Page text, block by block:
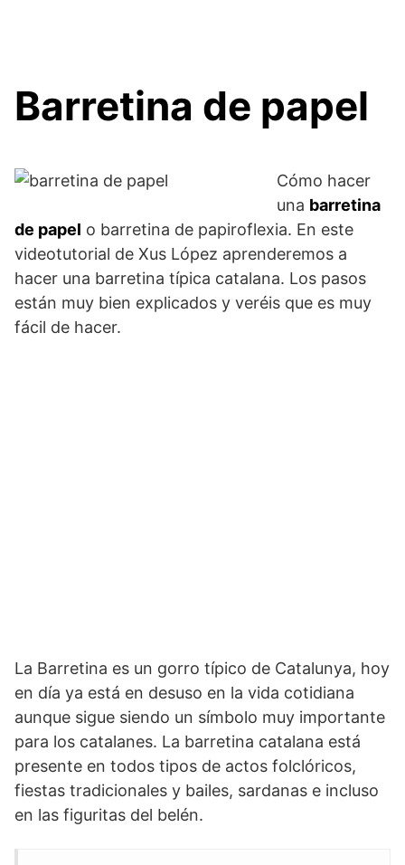
Barretina de papel
Cómo hacer
una barretina
de papel o barretina de papiroflexia. En este
videotutorial de Xus López aprenderemos a
hacer una barretina típica catalana. Los pasos
están muy bien explicados y veréis que es muy
fácil de hacer.
La Barretina es un gorro típico de Catalunya, hoy
en día ya está en desuso en la vida cotidiana
aunque sigue siendo un símbolo muy importante
para los catalanes. La barretina catalana está
presente en todos tipos de actos folclóricos,
fiestas tradicionales y bailes, sardanas e incluso
en las figuritas del belén.